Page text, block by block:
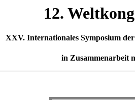
12.
XXV. Internationales Symposium
in Zusammenarbeit